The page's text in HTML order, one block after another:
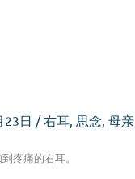
23日 /右耳, 思念 母亲,
疼痛的右耳。